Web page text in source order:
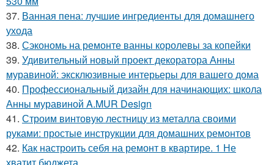
37. Ванная пена: лучшие ингредиенты для домашнего
ухода
38. Сэкономь на ремонте ванны королевы за копейки
39. Удивительный новый проект декоратора Анны
муравиной: эксклюзивные интерьеры для вашего дома
40. Профессиональный дизайн для начинающих: школа
Анны муравиной A.MUR Design
41. Строим винтовую лестницу из металла своими
руками: простые инструкции для домашних ремонтов
42. Как настроить себя на ремонт в квартире. 1 Не